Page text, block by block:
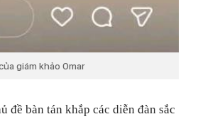
giám khảo Omar
đề bàn tán khắp các diễn đàn sắc